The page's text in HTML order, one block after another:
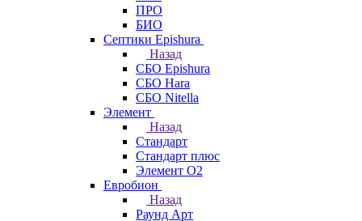
ПРО
БИО
Септики Epishura
Назад
СБО Epishura
СБО Hara
СБО Nitella
Элемент
Назад
Стандарт
Стандарт плюс
Элемент О2
Евробион
Назад
Раунд Арт